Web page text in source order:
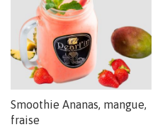
Smoothie Ananas, mangue,
fraise